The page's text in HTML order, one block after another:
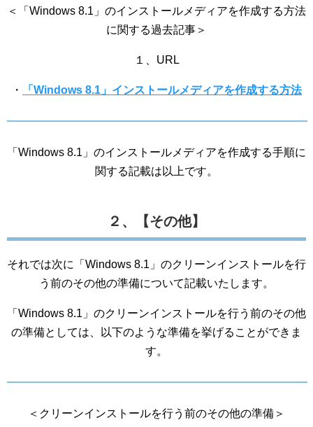
＜「Windows 8.1」のインストールメディアを作成する方法
に関する過去記事＞
１、URL
・ 「Windows 8.1」インストールメディアを作成する方法
「Windows 8.1」のインストールメディアを作成する手順に
関する記載は以上です。
２、【その他】
それでは次に「Windows 8.1」のクリーンインストールを行
う前のその他の準備について記載いたします。
「Windows 8.1」のクリーンインストールを行う前のその他
の準備としては、以下のような準備を挙げることができま
す。
＜クリーンインストールを行う前のその他の準備＞